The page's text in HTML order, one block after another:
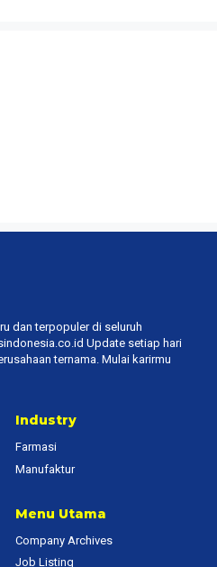
dan terpopuler di seluruh
Update setiap hari
ternama. Mulai karirmu
Industry
Farmasi
Manufaktur
Menu Utama
Company Archives
Job Listing